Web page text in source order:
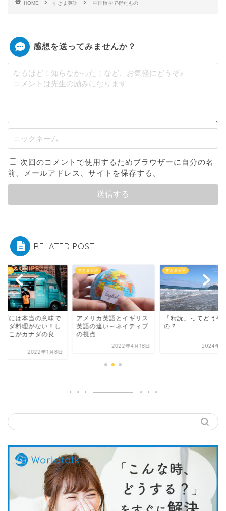
HOME すきま英語 中国留学で得たもの
感想を送ってみませんか？
次回のコメントで使用するためブラウザーに自分の名
前、メールアドレス、サイトを保存する。
RELATED POST
英語
ダには本当の意味で
ナダ料理がない！し
そこがカナダの良
2022年1月8日
すきま英語
アメリカ英語とイギリス
英語の違い～ネイティブ
の視点
2022年4月18日
すきま英語
「精読」ってどうや
の？
2024年2